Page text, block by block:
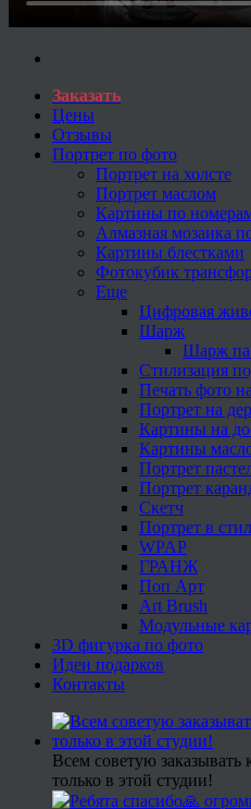
Заказать
Цены
Отзывы
Портрет по фото
Портрет на холсте
Портрет маслом
Картины по
Алмазная мозаика
Картины блестками
Фотокубик
Еще
Цифровая
Шарж
Шарж
Стилизация
Печать фото
Портрет на
Картины на
Картины
Портрет
Портрет
Скетч
Портрет в
WPAP
ГРАНЖ
Поп Арт
Art Brush
Модульные
3D фигурка по фото
Идеи подарков
Контакты
Всем советую
только в этой студии!